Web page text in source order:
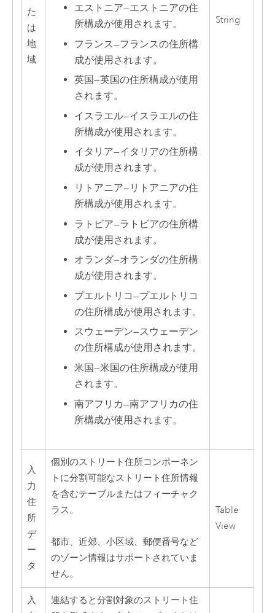
た
は
地
域
エストニア—エストニアの住
所構成が使用されます。
フランス—フランスの住所構
成が使用されます。
英国—英国の住所構成が使用
されます。
イスラエル—イスラエルの住
所構成が使用されます。
イタリア—イタリアの住所構
成が使用されます。
リトアニア— リトアニアの住
所構成が使用されます。
ラトビア—ラトビアの住所構
成が使用されます。
オランダ—オランダの住所構
成が使用されます。
プエルトリコ—プエルトリコ
の住所構成が使用されます。
スウェーデン—スウェーデン
の住所構成が使用されます。
米国—米国の住所構成が使用
されます。
南アフリカ—南アフリカの住
所構成が使用されます。
String
入
力
住
所
デ
ー
タ
個別のストリート住所コンポーネン
トに分割可能なストリート住所情報
を含むテーブルまたはフィーチャク
ラス。
都市、近郊、小区域、郵便番号など
のゾーン情報はサポートされていま
せん。
Table
View
入
連結すると分割対象のストリート住